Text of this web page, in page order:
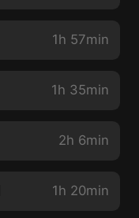
1h 57min
1h 35min
2h 6min
1h 20min